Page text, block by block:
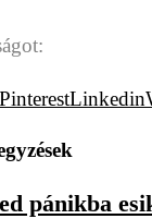
PinterestLinkedin
pánikba